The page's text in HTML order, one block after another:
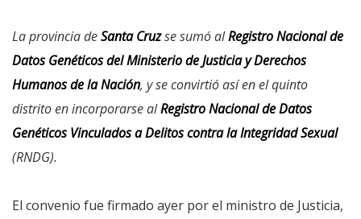
La provincia deSanta Cruzse sumó alRegistro Nacional de
Datos Genéticos del Ministerio de Justicia y Derechos
Humanos de la Nación, y se convirtió así en el quinto
distrito en incorporarse alRegistro Nacional de Datos
Genéticos Vinculados a Delitos contra la Integridad Sexual
(RNDG).
El convenio fue firmado ayer por el ministro de Justicia,